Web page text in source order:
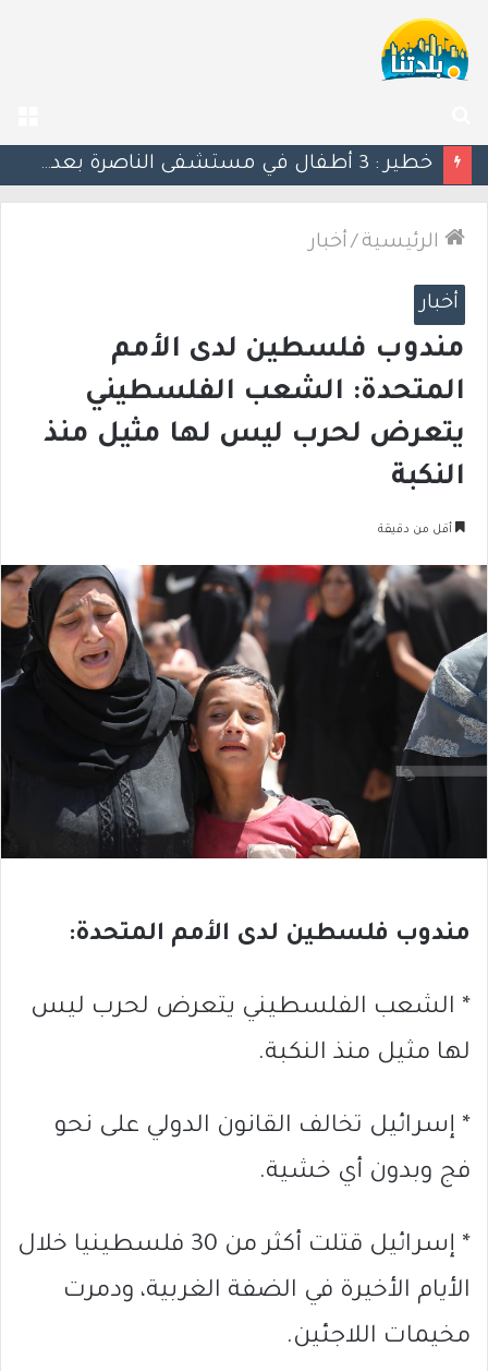
عن
منتدى رؤساء السلطات المحلية في وادي عارة: نداء عاجل للأهالي بشأن إخطارات سلطة الأراضي
الرئيسية / أخبار
أخبار
مندوب فلسطين لدى الأمم
المتحدة: الشعب الفلسطيني
يتعرض لحرب ليس لها مثيل منذ
النكبة
أقل من دقيقة
مندوب فلسطين لدى الأمم المتحدة:
* الشعب الفلسطيني يتعرض لحرب ليس
لها مثيل منذ النكبة.
* إسرائيل تخالف القانون الدولي على نحو
فج وبدون أي خشية.
* إسرائيل قتلت أكثر من 30 فلسطينيا خلال
الأيام الأخيرة في الضفة الغربية، ودمرت
مخيمات اللاجئين.